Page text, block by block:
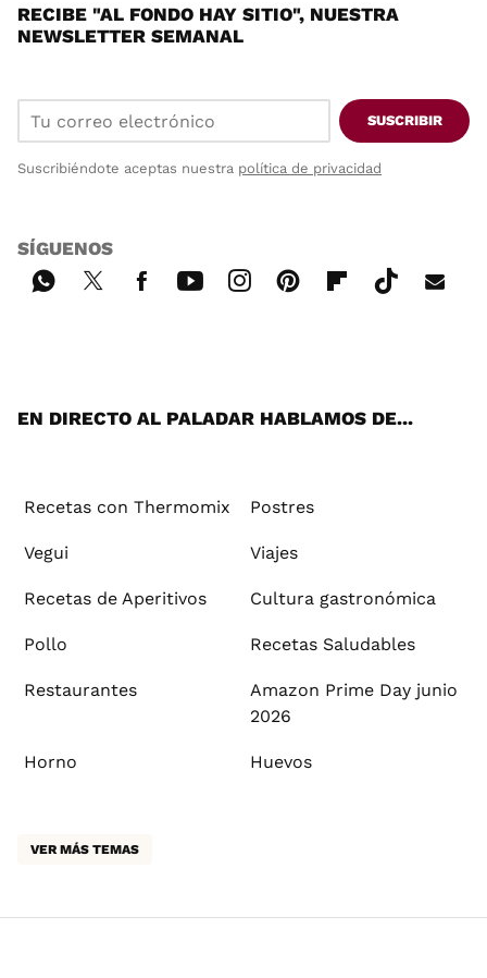
RECIBE "AL FONDO HAY SITIO", NUESTRA
NEWSLETTER SEMANAL
SUSCRIBIR
Suscribiéndote aceptas nuestra política de privacidad
SÍGUENOS
EN DIRECTO AL PALADAR HABLAMOS DE...
Recetas con Thermomix Postres
Vegui Viajes
Recetas de Aperitivos Cultura gastronómica
Pollo Recetas Saludables
Restaurantes
Amazon Prime Day junio
2026
Horno Huevos
VER MÁS TEMAS